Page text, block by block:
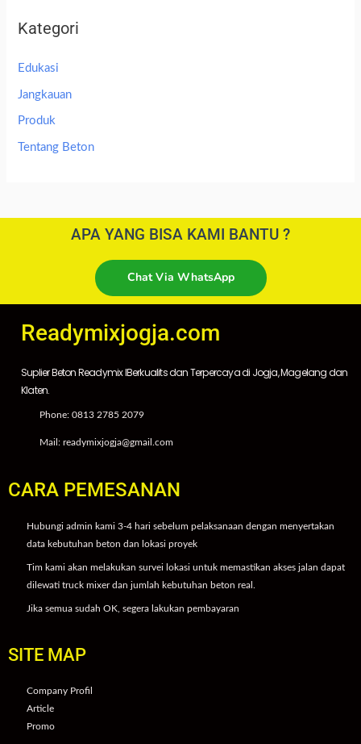
Kategori
Edukasi
Jangkauan
Produk
Tentang Beton
APA YANG BISA KAMI BANTU ?
Chat Via WhatsApp
Readymixjogja.com
Suplier Beton Readymix IBerkualits dan Terpercaya di Jogja, Magelang dan
Klaten.
Phone: 0813 2785 2079
Mail: readymixjogja@gmail.com
CARA PEMESANAN
Hubungi admin kami 3-4 hari sebelum pelaksanaan dengan menyertakan
data kebutuhan beton dan lokasi proyek
Tim kami akan melakukan survei lokasi untuk memastikan akses jalan dapat
dilewati truck mixer dan jumlah kebutuhan beton real.
Jika semua sudah OK, segera lakukan pembayaran
SITE MAP
Company Profil
Article
Promo